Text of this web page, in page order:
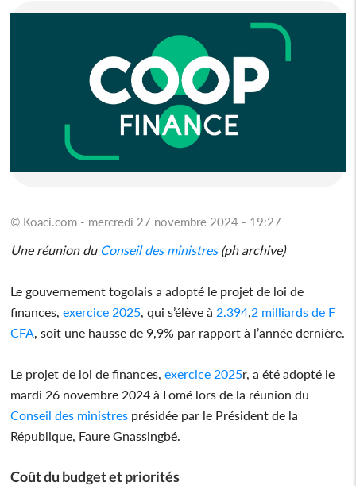
© Koaci.com - mercredi 27 novembre 2024 - 19:27
Une réunion duConseil des ministres(ph archive)
Le gouvernement togolais a adopté le projet de loi de
finances, exercice 2025 , qui s’élève à 2.394 2 milliards de F
CFA , soit une hausse de 9,9% par rapport à l’année dernière.
Le projet de loi de finances, exercice 2025r, a été adopté le
mardi 26 novembre 2024 à Lomé lors de la réunion du
Conseil des ministres présidée par le Président de la
République, Faure Gnassingbé.
Coût du budget et priorités